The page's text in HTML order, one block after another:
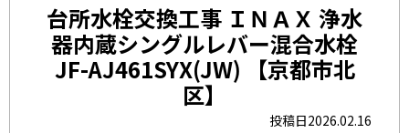
台所水栓交換工事 ＩＮＡＸ 浄水
器内蔵シングルレバー混合水栓
JF-AJ461SYX(JW) 【京都市北
区】
投稿日2026.02.16